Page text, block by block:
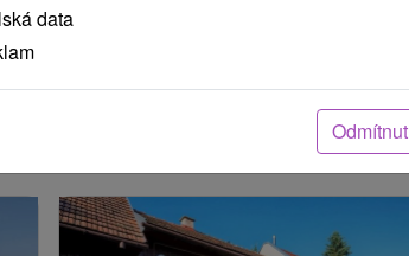
skutečná délka cesty může být jiná.
v blízkosti?
data
Odmítnut